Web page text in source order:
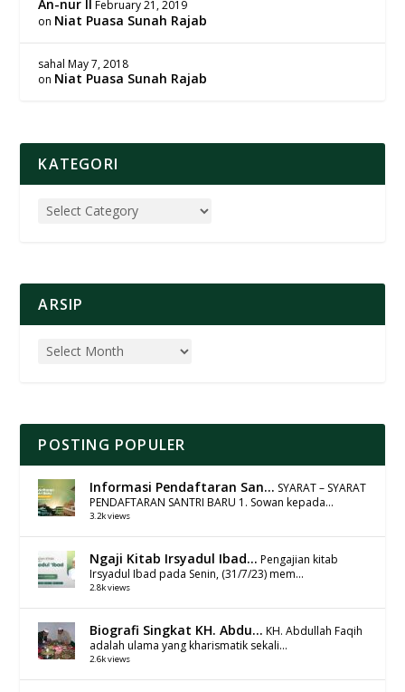
An-nur II February 21, 2019
on Niat Puasa Sunah Rajab
sahal May 7, 2018
on Niat Puasa Sunah Rajab
KATEGORI
ARSIP
POSTING POPULER
Informasi Pendaftaran San... SYARAT – SYARAT
PENDAFTARAN SANTRI BARU 1. Sowan kepada...
3.2k views
Ngaji Kitab Irsyadul Ibad... Pengajian kitab
Irsyadul Ibad pada Senin, (31/7/23) mem...
2.8k views
Biografi Singkat KH. Abdu... KH. Abdullah Faqih
adalah ulama yang kharismatik sekali...
2.6k views